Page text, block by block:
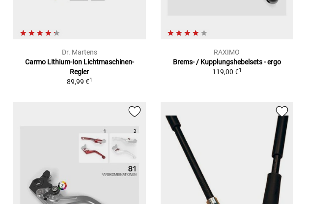
Dr. Martens
Carmo Lithium-Ion Lichtmaschinen-
Regler
89,99 €1
RAXIMO
Brems- / Kupplungshebelsets - ergo
119,00 €1